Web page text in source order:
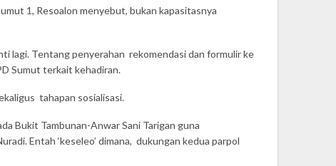
1, Resoalon menyebut, bukan kapasitasnya
lagi. Tentang penyerahan rekomendasi dan formulir ke
Sumut terkait kehadiran.
tahapan sosialisasi.
Bukit Tambunan-Anwar Sani Tarigan guna
Entah ‘keseleo’ dimana, dukungan kedua parpol